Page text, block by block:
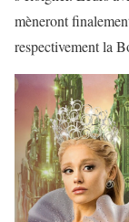
mèneront
respectivement la